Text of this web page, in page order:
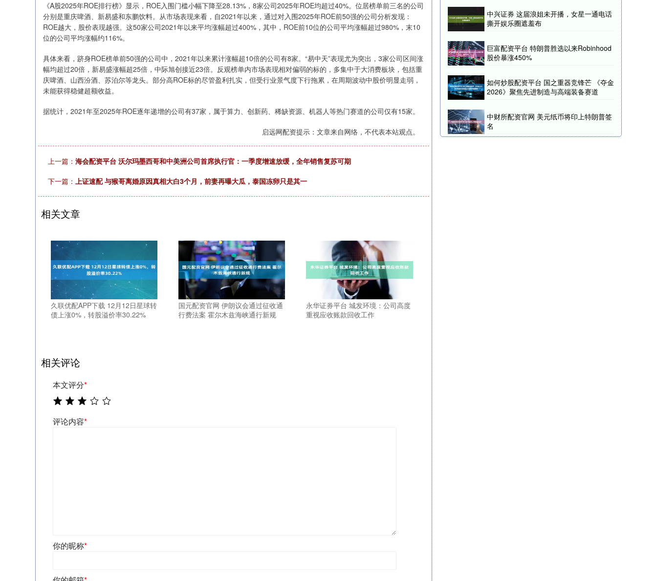
《A股2025年ROE排行榜》显示，ROE入围门槛小幅下降至28.13%，8家公司2025年ROE均超过40%。位居榜单前三名的公司
分别是重庆啤酒、新易盛和东鹏饮料。从市场表现来看，自2021年以来，通过对入围2025年ROE前50强的公司分析发现：
ROE越大，股价表现越强。这50家公司2021年以来平均涨幅超过400%，其中，ROE前10位的公司平均涨幅超过980%，末10
位的公司平均涨幅约116%。
具体来看，跻身ROE榜单前50强的公司中，2021年以来累计涨幅超10倍的公司有8家。“易中天”表现尤为突出，3家公司区间涨
幅均超过20倍，新易盛涨幅超25倍，中际旭创接近23倍。反观榜单内市场表现相对偏弱的标的，多集中于大消费板块，包括重
庆啤酒、山西汾酒、苏泊尔等龙头。部分高ROE标的尽管盈利扎实，但受行业景气度下行拖累，在周期波动中股价明显走弱，
未能获得稳健超额收益。
据统计，2021年至2025年ROE逐年递增的公司有37家，属于算力、创新药、稀缺资源、机器人等热门赛道的公司仅有15家。
启远网配资提示：文章来自网络，不代表本站观点。
上一篇： 海会配资平台 沃尔玛墨西哥和中美洲公司首席执行官：一季度增速放缓，全年销售复苏可期
下一篇： 上证速配 与猴哥离婚原因真相大白3个月，前妻再曝大瓜，泰国冻卵只是其一
相关文章
久联优配APP下载 12月12日星球转
债上涨0%，转股溢价率30.22%
国元配资官网 伊朗议会通过征收通
行费法案 霍尔木兹海峡通行新规
永华证券平台 城发环境：公司高度
重视应收账款回收工作
相关评论
本文评分*
评论内容*
你的昵称*
中兴证券 这届浪姐未开播，女星一通电话
撕开娱乐圈遮羞布
巨富配资平台 特朗普胜选以来Robinhood
股价暴涨450%
如何炒股配资平台 国之重器竞锋芒 《夺金
2026》聚焦先进制造与高端装备赛道
中财所配资官网 美元纸币将印上特朗普签
名